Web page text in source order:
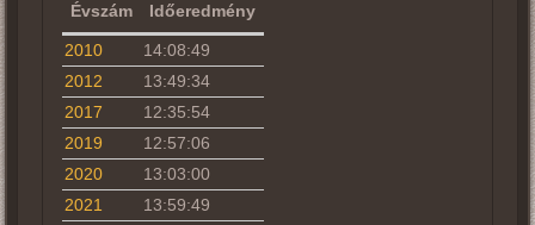
Évszám Időeredmény
2010
14:08:49
2012
13:49:34
2017
12:35:54
2019
12:57:06
2020
13:03:00
2021
13:59:49